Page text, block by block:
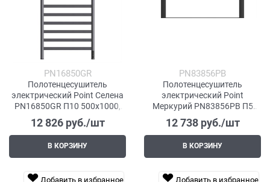
PN16850GR
Полотенцесушитель
электрический Point Селена
PN16850GR П10 500x1000,
диммер справа, графит
премиум
12 826 руб./шт
В КОРЗИНУ
PN83856PB
Полотенцесушитель
электрический Point
Меркурий PN83856PB П5
500x600 с полкой, диммер
справа, черный
12 738 руб./шт
В КОРЗИНУ
Добавить в избранное Добавить в избранное